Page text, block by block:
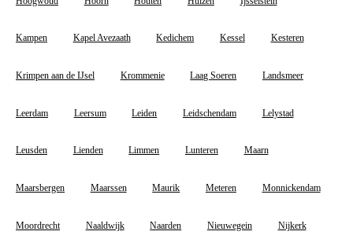
Kampen Kapel Avezaath Kedichem Kessel Kesteren
Krimpen aan de IJsel Krommenie Laag Soeren Landsmeer
Leerdam Leersum Leiden Leidschendam Lelystad
Leusden Lienden Limmen Lunteren Maarn
Maarsbergen Maarssen Maurik Meteren Monnickendam
Moordrecht Naaldwijk Naarden Nieuwegein Nijkerk